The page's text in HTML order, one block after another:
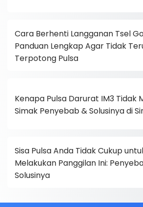
Cara Berhenti Langganan Tsel
Panduan Lengkap Agar Tidak
Terpotong Pulsa
Kenapa Pulsa Darurat IM3 Tidak
Simak Penyebab & Solusinya di
Sisa Pulsa Anda Tidak Cukup
Melakukan Panggilan Ini:
Solusinya